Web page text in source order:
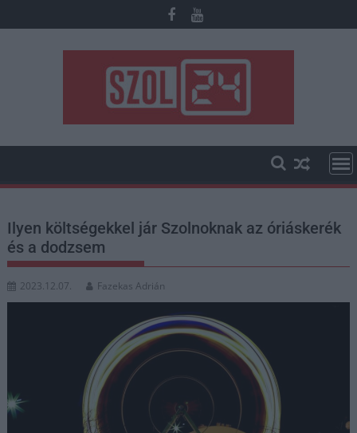
to
Ilyen költségekkel jár Szolnoknak az óriáskerék
és a dodzsem
2023.12.07. Fazekas Adrián